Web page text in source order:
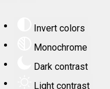
Invert colors
Monochrome
Dark contrast
Light contrast